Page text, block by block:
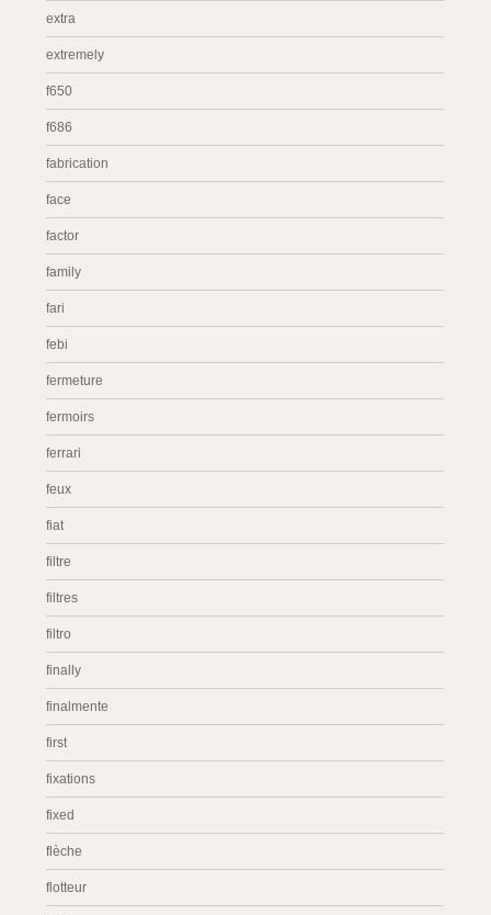
extra
extremely
f650
f686
fabrication
face
factor
family
fari
febi
fermeture
fermoirs
ferrari
feux
fiat
filtre
filtres
filtro
finally
finalmente
first
fixations
fixed
flèche
flotteur